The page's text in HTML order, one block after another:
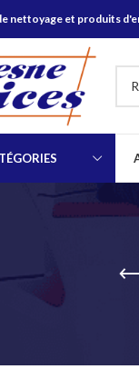
nettoyage et produits